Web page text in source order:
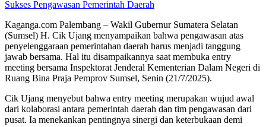
Kaganga.com Palembang – Wakil Gubernur Sumatera Selatan
(Sumsel) H. Cik Ujang menyampaikan bahwa pengawasan atas
penyelenggaraan pemerintahan daerah harus menjadi tanggung
jawab bersama. Hal itu disampaikannya saat membuka entry
meeting bersama Inspektorat Jenderal Kementerian Dalam Negeri di
Ruang Bina Praja Pemprov Sumsel, Senin (21/7/2025).
Cik Ujang menyebut bahwa entry meeting merupakan wujud awal
dari kolaborasi antara pemerintah daerah dan tim pengawasan dari
pusat. Ia menekankan pentingnya sinergi dan keterbukaan demi